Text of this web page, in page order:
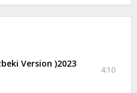
Version )2023
4:10